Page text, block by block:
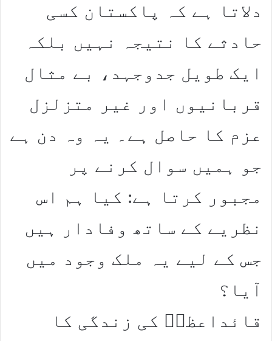
دلاتا ہے کہ پاکستان کسی
حادثے کا نتیجہ نہیں بلکہ
ایک طویل جدوجہد، بے مثال
قربانیوں اور غیر متزلزل
عزم کا حاصل ہے۔ یہ وہ دن ہے
جو ہمیں سوال کرنے پر
مجبور کرتا ہے: کیا ہم اس
نظریے کے ساتھ وفادار ہیں
جس کے لیے یہ ملک وجود میں
آیا؟
قائداعظمؒ کی زندگی کا